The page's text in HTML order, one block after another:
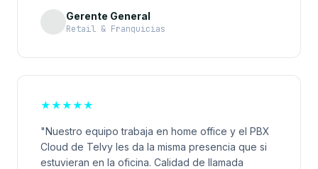
Gerente General
Retail & Franquicias
★★★★★
"Nuestro equipo trabaja en home office y el PBX
Cloud de Telvy les da la misma presencia que si
estuvieran en la oficina. Calidad de llamada